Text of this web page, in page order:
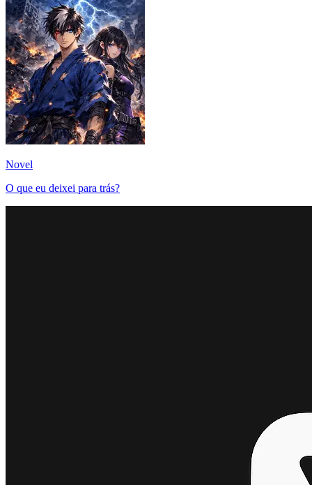
Novel
O que eu deixei para trás?